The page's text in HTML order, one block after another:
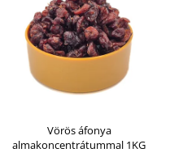
Vörös áfonya
almakoncentrátummal 1KG